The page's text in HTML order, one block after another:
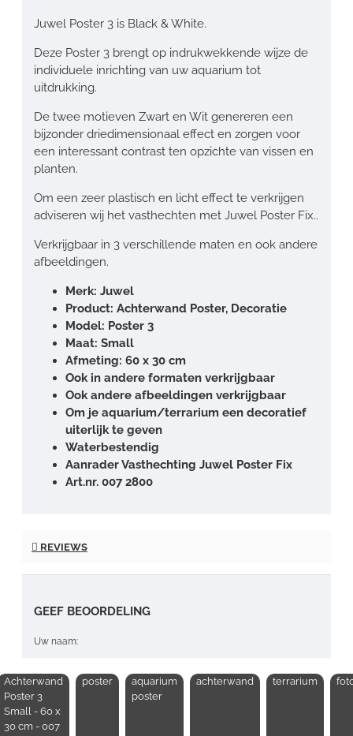
Juwel Poster 3 is Black & White.
Deze Poster 3 brengt op indrukwekkende wijze de
individuele inrichting van uw aquarium tot
uitdrukking.
De twee motieven Zwart en Wit genereren een
bijzonder driedimensionaal effect en zorgen voor
een interessant contrast ten opzichte van vissen en
planten.
Om een zeer plastisch en licht effect te verkrijgen
adviseren wij het vasthechten met Juwel Poster Fix..
Verkrijgbaar in 3 verschillende maten en ook andere
afbeeldingen.
Merk: Juwel
Product: Achterwand Poster, Decoratie
Model: Poster 3
Maat: Small
Afmeting: 60 x 30 cm
Ook in andere formaten verkrijgbaar
Ook andere afbeeldingen verkrijgbaar
Om je aquarium/terrarium een decoratief
uiterlijk te geven
Waterbestendig
Aanrader Vasthechting Juwel Poster Fix
Art.nr. 007 2800
REVIEWS
GEEF BEOORDELING
Uw naam:
Opmerking:
Achterwand
Poster 3
Small - 60 x
30 cm - 007
poster
aquarium
poster
achterwand terrarium